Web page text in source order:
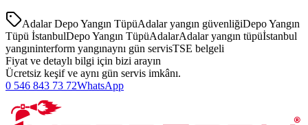
Adalar Depo Yangın TüpüAdalar yangın güvenliğiDepo Yangın
Tüpü İstanbulDepo Yangın TüpüAdalarAdalar yangın tüpüİstanbul
yangıninterform yangınaynı gün servisTSE belgeli
Fiyat ve detaylı bilgi için bizi arayın
Ücretsiz keşif ve aynı gün servis imkânı.
0 546 843 73 72WhatsApp